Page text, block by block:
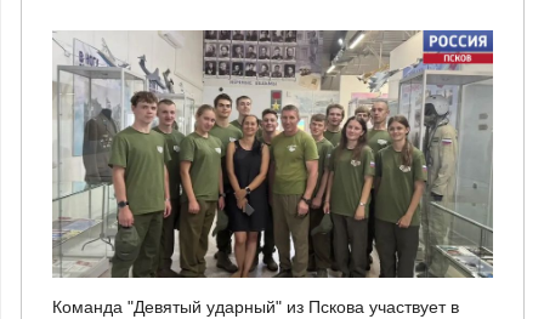
Команда "Девятый ударный" из Пскова участвует в